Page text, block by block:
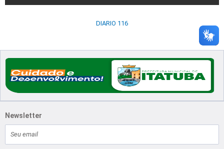
DIARIO 116
Newsletter
mail